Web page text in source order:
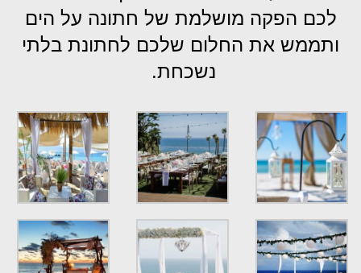
לכם הפקה מושלמת של חתונה על הים
ותממש את החלום שלכם לחתונת בלתי
נשכחת.